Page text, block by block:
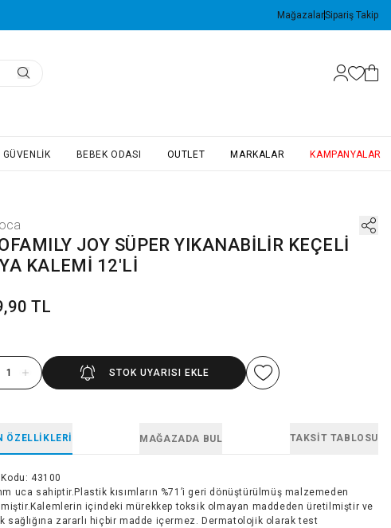
MağazalarSipariş Takip
BEBEK ODASI OUTLET MARKALAR KAMPANYALAR
JOY SÜPER YIKANABİLİR KEÇELİ
KALEMİ 12'Lİ
TL
STOK UYARISI EKLE
ÖZELLIKLERI MAĞAZADA BUL TAKSIT TABLOSU
: 43100
uca sahiptir.Plastik kısımların %71’i geri dönüştürülmüş malzemeden
içindeki mürekkep toksik olmayan maddeden üretilmiştir ve
sağlığına zararlı hiçbir madde içermez. Dermatolojik olarak test